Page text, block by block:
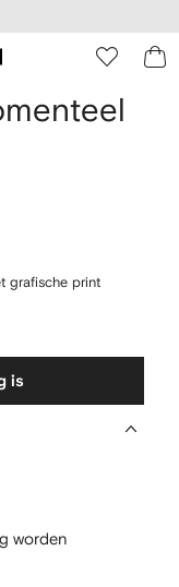
grafische print
is
worden